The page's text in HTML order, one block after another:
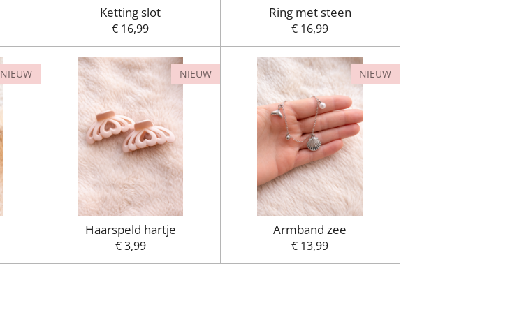
Ketting slot
€ 16,99
Ring met steen
€ 16,99
NIEUW NIEUW
Haarspeld hartje
€ 3,99
NIEUW
Armband zee
€ 13,99